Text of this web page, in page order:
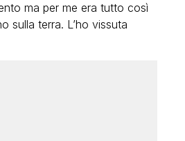
ma per me era tutto così
sulla terra. L’ho vissuta